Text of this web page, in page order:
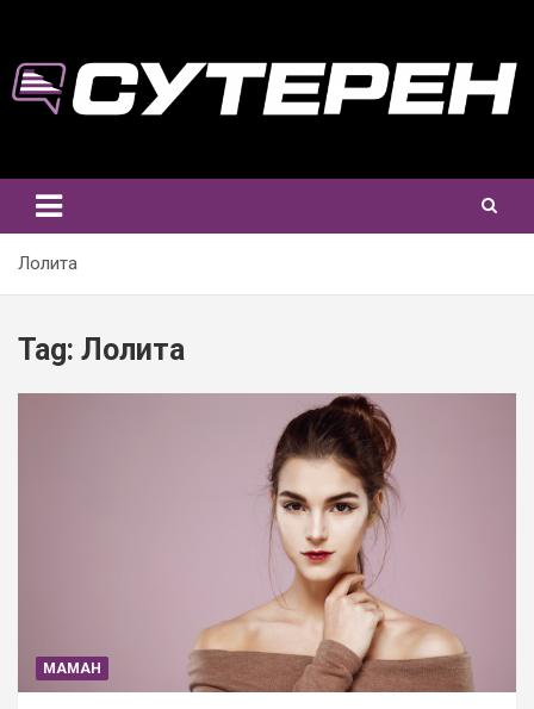
content
Лолита
Tag: Лолита
МАМАН